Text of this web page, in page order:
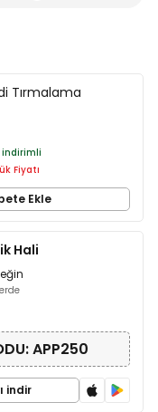
Tırmalama
indirimli
Fiyatı
Ekle
Hali
APP250
indir